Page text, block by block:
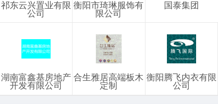
祁东云兴置业有限
公司
衡阳市琦琳服饰有
限公司
国泰集团
湖南富鑫基房地产
开发有限公司
合生雅居高端板木
定制
衡阳腾飞内衣有限
公司